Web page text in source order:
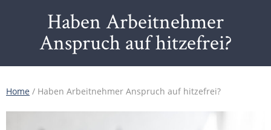
Haben Arbeitnehmer
Anspruch auf hitzefrei?
Home / Haben Arbeitnehmer Anspruch auf hitzefrei?